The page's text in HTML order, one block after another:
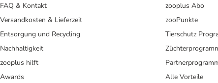
FAQ & Kontakt
Versandkosten & Lieferzeit
Entsorgung und Recycling
Nachhaltigkeit
zooplus hilft
Awards
zooplus Abo
zooPunkte
Tierschutz
Alle Vorteile